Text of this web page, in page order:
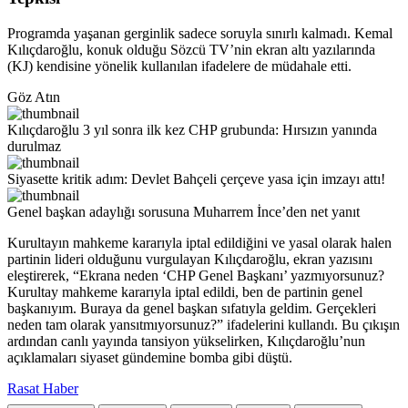
Programda yaşanan gerginlik sadece soruyla sınırlı kalmadı. Kemal
Kılıçdaroğlu, konuk olduğu Sözcü TV’nin ekran altı yazılarında
(KJ) kendisine yönelik kullanılan ifadelere de müdahale etti.
Göz Atın
Kılıçdaroğlu 3 yıl sonra ilk kez CHP grubunda: Hırsızın yanında
durulmaz
Siyasette kritik adım: Devlet Bahçeli çerçeve yasa için imzayı attı!
Genel başkan adaylığı sorusuna Muharrem İnce’den net yanıt
Kurultayın mahkeme kararıyla iptal edildiğini ve yasal olarak halen
partinin lideri olduğunu vurgulayan Kılıçdaroğlu, ekran yazısını
eleştirerek, “Ekrana neden ‘CHP Genel Başkanı’ yazmıyorsunuz?
Kurultay mahkeme kararıyla iptal edildi, ben de partinin genel
başkanıyım. Buraya da genel başkan sıfatıyla geldim. Gerçekleri
neden tam olarak yansıtmıyorsunuz?” ifadelerini kullandı. Bu çıkışın
ardından canlı yayında tansiyon yükselirken, Kılıçdaroğlu’nun
açıklamaları siyaset gündemine bomba gibi düştü.
Rasat Haber